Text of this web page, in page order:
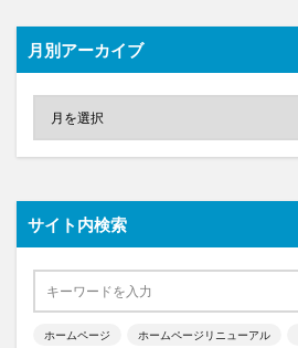
月別アーカイブ
サイト内検索
ホームページ ホームページリニューアル